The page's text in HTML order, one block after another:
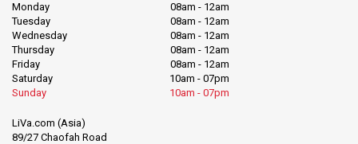
Monday
08am - 12am
Tuesday
08am - 12am
Wednesday
08am - 12am
Thursday
08am - 12am
Friday
08am - 12am
Saturday
10am - 07pm
Sunday
10am - 07pm
LiVa.com (Asia)
89/27 Chaofah Road